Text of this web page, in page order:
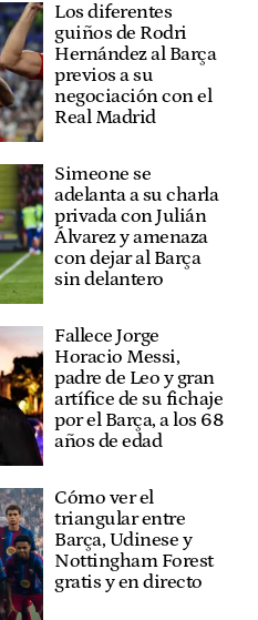
Los diferentes
guiños de Rodri
Hernández al Barça
previos a su
negociación con el
Real Madrid
Simeone se
adelanta a su charla
privada con Julián
Álvarez y amenaza
con dejar al Barça
sin delantero
Fallece Jorge
Horacio Messi,
padre de Leo y gran
artífice de su fichaje
por el Barça, a los 68
años de edad
Cómo ver el
triangular entre
Barça, Udinese y
Nottingham Forest
gratis y en directo